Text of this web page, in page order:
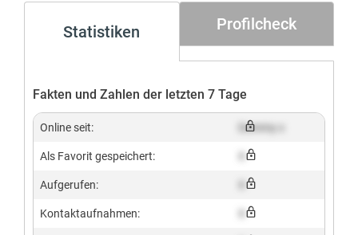
Statistiken Profilcheck
Fakten und Zahlen der letzten 7 Tage
Online seit: Dummy x
Als Favorit gespeichert:
Aufgerufen:
Kontaktaufnahmen: